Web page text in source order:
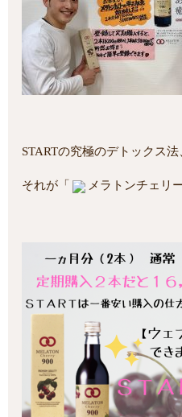
STARTの究極のデトックス法
それが「 メラトンチェリ